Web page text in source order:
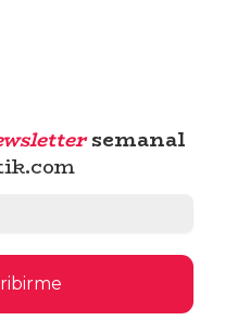
semanal